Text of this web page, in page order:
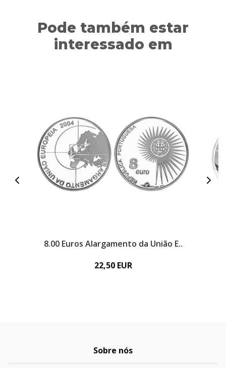
Pode também estar
interessado em
8.00 Euros Alargamento da União E..
22,50 EUR
Sobre nós